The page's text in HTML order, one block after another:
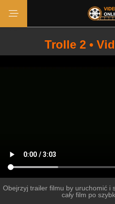
Trolle 2 •
Obejrzyj trailer filmu by uruchomić i
cały film po